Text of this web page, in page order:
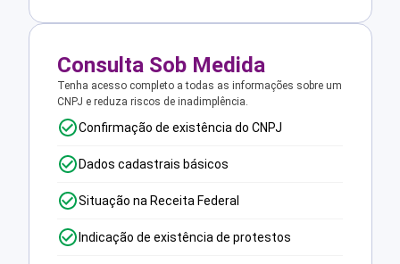
Consulta Sob Medida
Tenha acesso completo a todas as informações sobre um
CNPJ e reduza riscos de inadimplência.
Confirmação de existência do CNPJ
Dados cadastrais básicos
Situação na Receita Federal
Indicação de existência de protestos